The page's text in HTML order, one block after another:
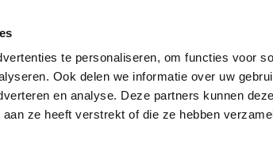
te personaliseren, om functies voor
Ook delen we informatie over uw
en analyse. Deze partners kunnen
ze heeft verstrekt of die ze hebben
Hoe werkt het?